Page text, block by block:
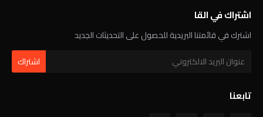
اشتراك في القا
اشترك في قائمتنا البريدية للحصول على التحديثات الجديد
تابعنا